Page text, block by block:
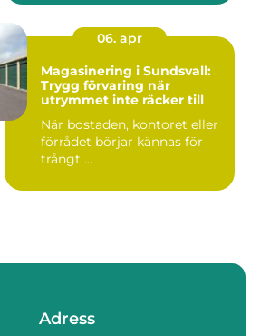
06. apr
Magasinering i Sundsvall:
Trygg förvaring när
utrymmet inte räcker till
När bostaden, kontoret eller
förrådet börjar kännas för
trångt ...
Adress